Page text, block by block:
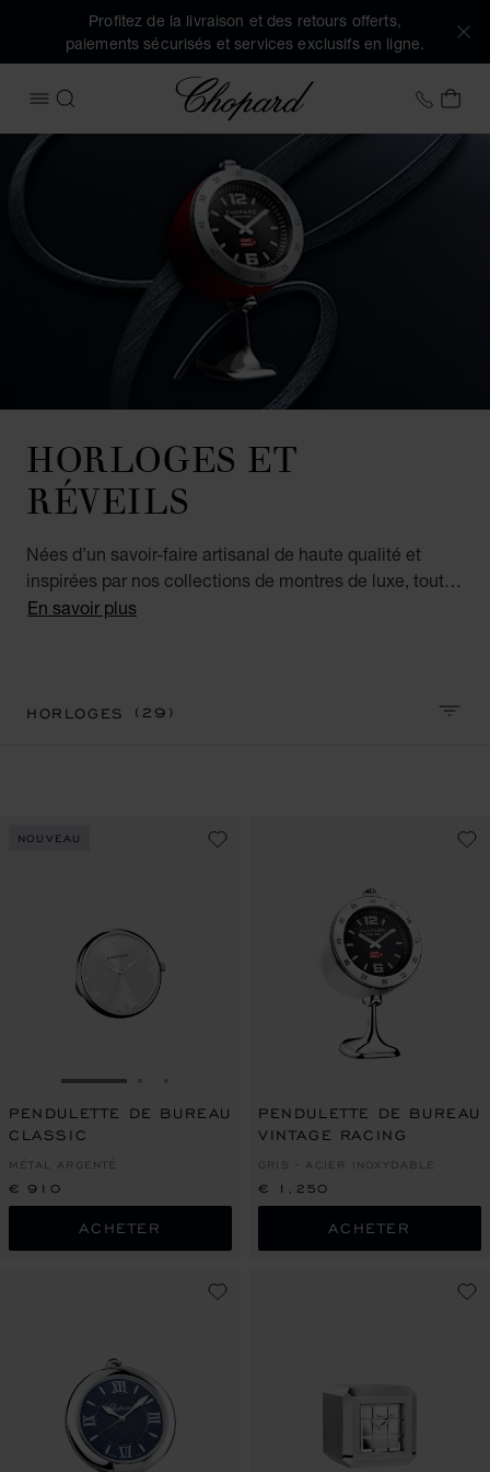
Profitez de la livraison et des retours offerts,
paiements sécurisés et services exclusifs en ligne.
OUVRIR LE MENU
RECHERCHER
Chopard +33
HORLOGES ET
RÉVEILS
Nées d’un savoir-faire artisanal de haute qualité et
inspirées par nos collections de montres de luxe, toutes
nos horloges de luxe pour homme et femme
En savoir plus
HORLOGES(29)
NOUVEAU
ALLER À LA DIAPOSITIVE 1
PENDULETTE DE BUREAU
CLASSIC
MÉTAL ARGENTÉ
€ 910
ACHETER
PENDULETTE DE BUREAU
VINTAGE RACING
GRIS - ACIER INOXYDABLE
€ 1,250
ACHETER